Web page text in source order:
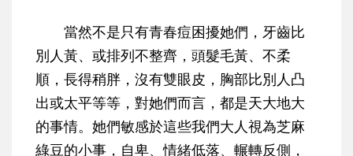
當然不是只有青春痘困擾她們，牙齒比
別人黃、或排列不整齊，頭髮毛黃、不柔
順，長得稍胖，沒有雙眼皮，胸部比別人凸
出或太平等等，對她們而言，都是天大地大
的事情。她們敏感於這些我們大人視為芝麻
綠豆的小事，自卑、情緒低落、輾轉反側，